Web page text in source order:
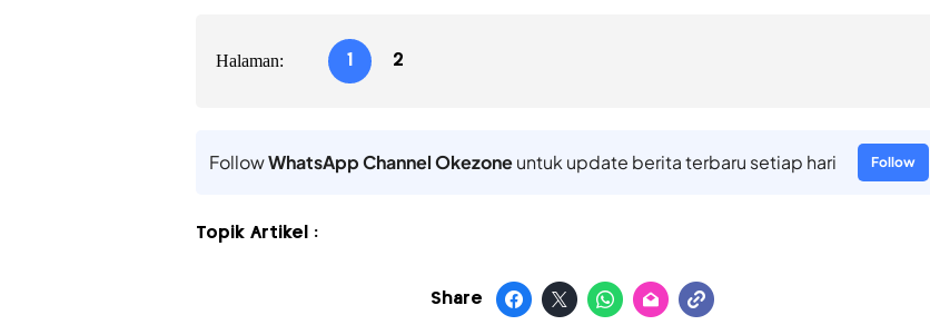
Halaman: 1 2
FollowWhatsApp Channel Okezoneuntuk update berita terbaru setiap hari Follow
Topik Artikel :
Share